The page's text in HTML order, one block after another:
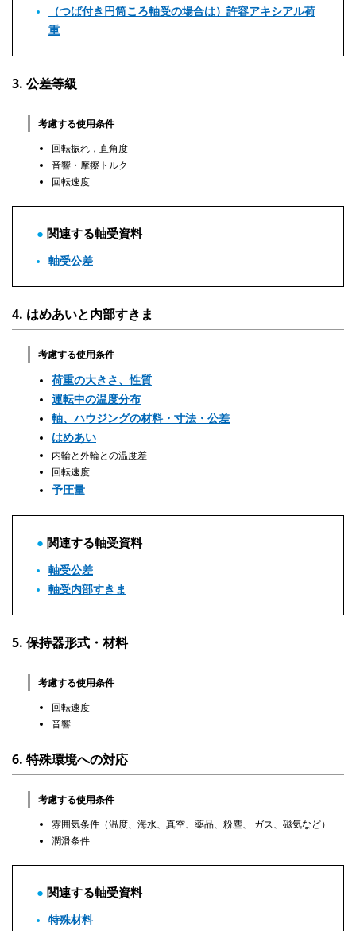
（つば付き円筒ころ軸受の場合は）許容アキシアル荷
重
3. 公差等級
考慮する使用条件
回転振れ，直角度
音響・摩擦トルク
回転速度
関連する軸受資料
軸受公差
4. はめあいと内部すきま
考慮する使用条件
荷重の大きさ、性質
運転中の温度分布
軸、ハウジングの材料・寸法・公差
はめあい
内輪と外輪との温度差
回転速度
予圧量
関連する軸受資料
軸受公差
軸受内部すきま
5. 保持器形式・材料
考慮する使用条件
回転速度
音響
6. 特殊環境への対応
考慮する使用条件
雰囲気条件（温度、海水、真空、薬品、粉塵、 ガス、磁気など）
潤滑条件
関連する軸受資料
特殊材料